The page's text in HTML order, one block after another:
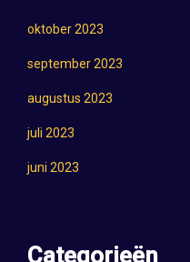
oktober 2023
september 2023
augustus 2023
juli 2023
juni 2023
Categorieën